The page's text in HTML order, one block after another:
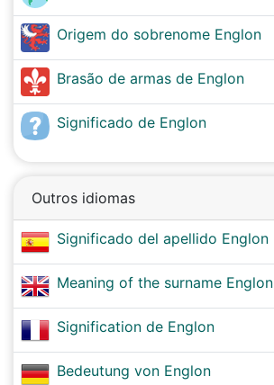
Origem do sobrenome Englon
Brasão de armas de Englon
Significado de Englon
Outros idiomas
Significado del apellido Englon
Meaning of the surname Englon
Signification de Englon
Bedeutung von Englon